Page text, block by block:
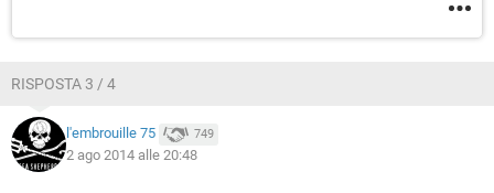
RISPOSTA 3 / 4
l'embrouille 75 749
2 ago 2014 alle 20:48